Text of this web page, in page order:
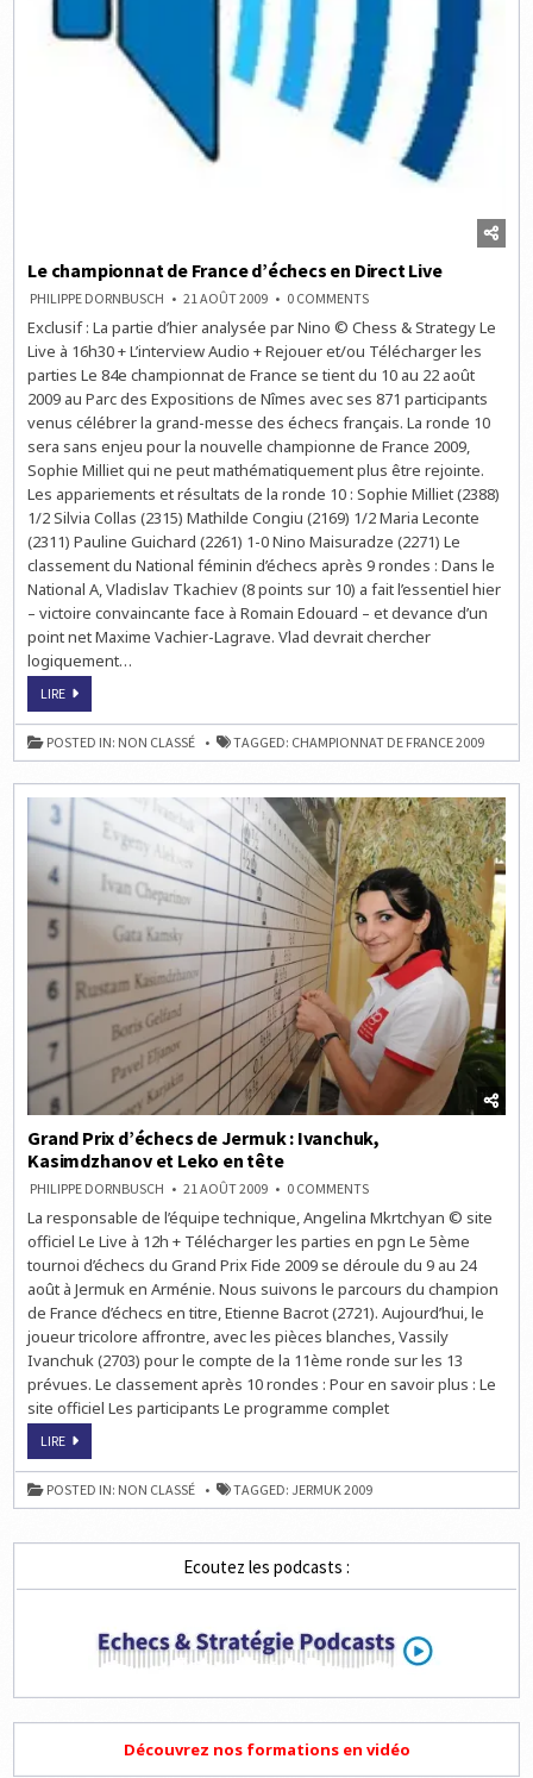
Le championnat de France d’échecs en Direct Live
PHILIPPE DORNBUSCH 21 AOÛT 2009 0 COMMENTSON
CHAMPIONNAT
FRANCE
D’ÉCHECS
EN
DIRECT
Exclusif : La partie d’hier analysée par Nino © Chess & Strategy Le
Live à 16h30 + L’interview Audio + Rejouer et/ou Télécharger les
parties Le 84e championnat de France se tient du 10 au 22 août
2009 au Parc des Expositions de Nîmes avec ses 871 participants
venus célébrer la grand-messe des échecs français. La ronde 10
sera sans enjeu pour la nouvelle championne de France 2009,
Sophie Milliet qui ne peut mathématiquement plus être rejointe.
Les appariements et résultats de la ronde 10 : Sophie Milliet (2388)
1/2 Silvia Collas (2315) Mathilde Congiu (2169) 1/2 Maria Leconte
(2311) Pauline Guichard (2261) 1-0 Nino Maisuradze (2271) Le
classement du National féminin d’échecs après 9 rondes : Dans le
National A, Vladislav Tkachiev (8 points sur 10) a fait l’essentiel hier
– victoire convaincante face à Romain Edouard – et devance d’un
point net Maxime Vachier-Lagrave. Vlad devrait chercher
logiquement…
LIRELE
DE
FRANCE
D’ÉCHECS
EN
POSTED IN: NON CLASSÉ TAGGED: CHAMPIONNAT DE FRANCE 2009
Grand Prix d’échecs de Jermuk : Ivanchuk,
Kasimdzhanov et Leko en tête
PHILIPPE DORNBUSCH 21 AOÛT 2009 0 COMMENTSON
PRIX
D’ÉCHECS
DE
JERMUK
:
IVANCHUK,
KASIMDZHANOV
ET
LEKO
EN
TÊTE
La responsable de l’équipe technique, Angelina Mkrtchyan © site
officiel Le Live à 12h + Télécharger les parties en pgn Le 5ème
tournoi d’échecs du Grand Prix Fide 2009 se déroule du 9 au 24
août à Jermuk en Arménie. Nous suivons le parcours du champion
de France d’échecs en titre, Etienne Bacrot (2721). Aujourd’hui, le
joueur tricolore affrontre, avec les pièces blanches, Vassily
Ivanchuk (2703) pour le compte de la 11ème ronde sur les 13
prévues. Le classement après 10 rondes : Pour en savoir plus : Le
site officiel Les participants Le programme complet
LIREGRAND
D’ÉCHECS
DE
JERMUK
:
KASIMDZHANOV
POSTED IN: NON CLASSÉ TAGGED: JERMUK 2009
Ecoutez les podcasts :
Découvrez nos formations en vidéo